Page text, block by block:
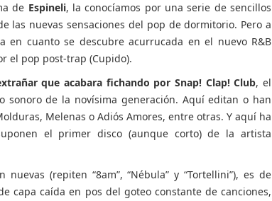
de Espineli, la conocíamos por una serie de sencillos
las nuevas sensaciones del pop de dormitorio. Pero a
en cuanto se descubre acurrucada en el nuevo R&B
el pop post-trap (Cupido).
que acabara fichando por Snap! Clap! Club, el
sonoro de la novísima generación. Aquí editan o han
Melenas o Adiós Amores, entre otras. Y aquí ha
el primer disco (aunque corto) de la artista
(repiten “8am”, “Nébula” y “Tortellini”), es de
capa caída en pos del goteo constante de canciones,